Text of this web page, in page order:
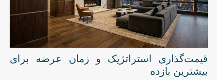
قیمت‌گذاری استراتژیک و زمان عرضه برای
بیشترین بازده